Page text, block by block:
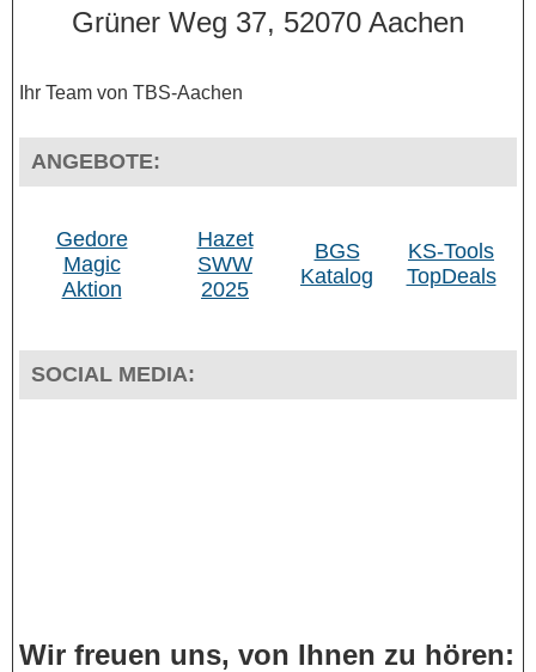
Grüner Weg 37, 52070 Aachen
Ihr Team von TBS-Aachen
ANGEBOTE:
Gedore
Magic
Aktion
Hazet
SWW
2025
BGS
Katalog
KS-Tools
TopDeals
SOCIAL MEDIA:
Wir freuen uns, von Ihnen zu hören: